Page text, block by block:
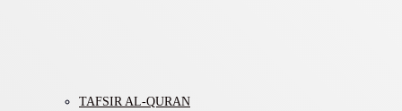
TAFSIR AL-QURAN